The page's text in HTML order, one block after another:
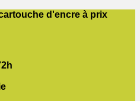
d'encre à prix